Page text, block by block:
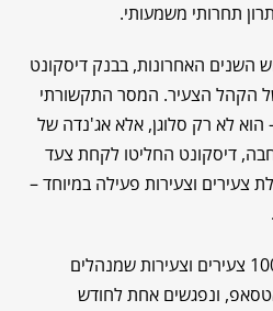
תחרותי משמעותי.
השנים האחרונות, בבנק דיסקונט
הקהל הצעיר. המסר התקשורתי
לא רק סלוגן, אלא אג'נדה של
דיסקונט החליטו לקחת צעד
צעירים וצעירות פעילה במיוחד –
האקדמיה היא קבוצה של כ-100 צעירים וצעירות שמנהלים
ונפגשים אחת לחודש